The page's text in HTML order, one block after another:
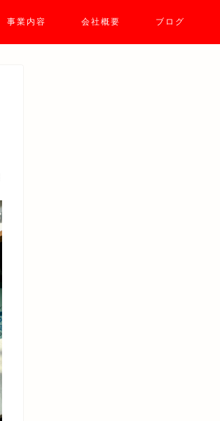
事業内容 会社概要 ブログ